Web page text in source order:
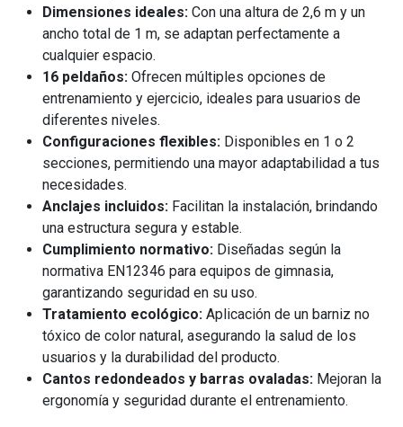
Dimensiones ideales: Con una altura de 2,6 m y un
ancho total de 1 m, se adaptan perfectamente a
cualquier espacio.
16 peldaños: Ofrecen múltiples opciones de
entrenamiento y ejercicio, ideales para usuarios de
diferentes niveles.
Configuraciones flexibles: Disponibles en 1 o 2
secciones, permitiendo una mayor adaptabilidad a tus
necesidades.
Anclajes incluidos: Facilitan la instalación, brindando
una estructura segura y estable.
Cumplimiento normativo: Diseñadas según la
normativa EN12346 para equipos de gimnasia,
garantizando seguridad en su uso.
Tratamiento ecológico: Aplicación de un barniz no
tóxico de color natural, asegurando la salud de los
usuarios y la durabilidad del producto.
Cantos redondeados y barras ovaladas: Mejoran la
ergonomía y seguridad durante el entrenamiento.